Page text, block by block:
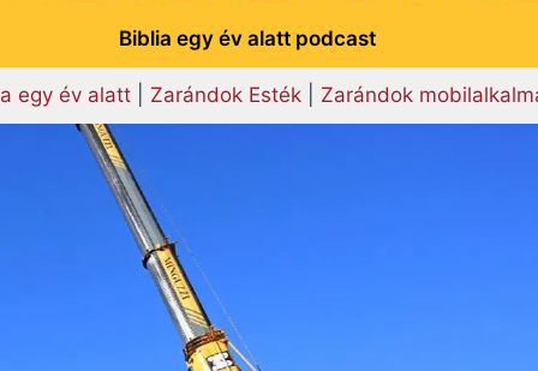
Biblia egy év alatt podcast
egy év alatt| Zarándok Esték| Zarándok